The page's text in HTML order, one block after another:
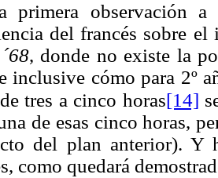
primera observación
del francés sobre
´68, donde no existe la
inclusive cómo para 2º
tres a cinco horas[14]
de esas cinco horas,
del plan anterior). Y
como quedará